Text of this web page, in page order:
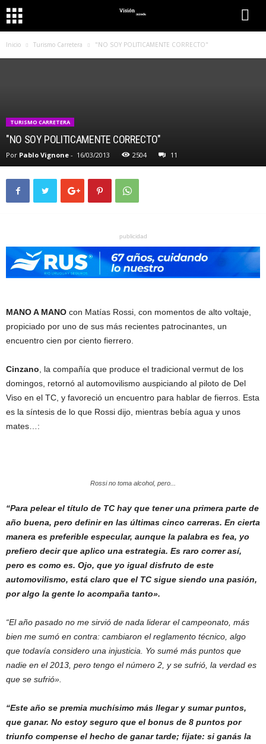
Inicio Turismo Carretera "NO SOY POLITICAMENTE CORRECTO"
TURISMO CARRETERA
"NO SOY POLITICAMENTE CORRECTO"
Por Pablo Vignone - 16/03/2013 2504 11
publicidad
MANO A MANO con Matías Rossi, con momentos de alto voltaje,
propiciado por uno de sus más recientes patrocinantes, un
encuentro cien por ciento fierrero.
Cinzano , la compañía que produce el tradicional vermut de los
domingos, retornó al automovilismo auspiciando al piloto de Del
Viso en el TC, y favoreció un encuentro para hablar de fierros. Esta
es la síntesis de lo que Rossi dijo, mientras bebía agua y unos
mates…:
Rossi no toma alcohol, pero...
“Para pelear el título de TC hay que tener una primera parte de
año buena, pero definir en las últimas cinco carreras. En cierta
manera es preferible especular, aunque la palabra es fea, yo
prefiero decir que aplico una estrategia. Es raro correr así,
pero es como es. Ojo, que yo igual disfruto de este
automovilismo, está claro que el TC sigue siendo una pasión,
por algo la gente lo acompaña tanto».
“El año pasado no me sirvió de nada liderar el campeonato, más
bien me sumó en contra: cambiaron el reglamento técnico, algo
que todavía considero una injusticia. Yo sumé más puntos que
nadie en el 2013, pero tengo el número 2, y se sufrió, la verdad es
que se sufrió».
“Este año se premia muchísimo más llegar y sumar puntos,
que ganar. No estoy seguro que el bonus de 8 puntos por
triunfo compense el hecho de ganar tarde; fijate: si ganás la